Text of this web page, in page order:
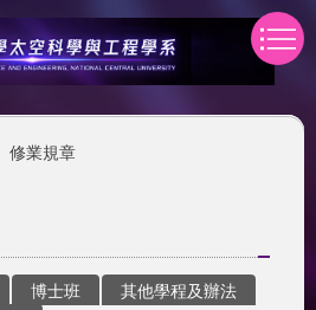
修業規章
博士班
其他學程及辦法